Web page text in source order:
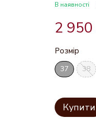
В наявності
2 950
Розмір
37 38
Купити